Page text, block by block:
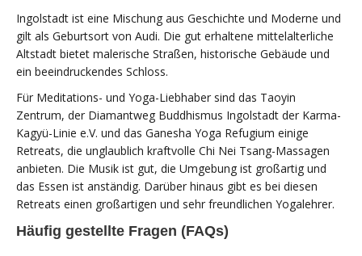
Ingolstadt ist eine Mischung aus Geschichte und Moderne und
gilt als Geburtsort von Audi. Die gut erhaltene mittelalterliche
Altstadt bietet malerische Straßen, historische Gebäude und
ein beeindruckendes Schloss.
Für Meditations- und Yoga-Liebhaber sind das Taoyin
Zentrum, der Diamantweg Buddhismus Ingolstadt der Karma-
Kagyü-Linie e.V. und das Ganesha Yoga Refugium einige
Retreats, die unglaublich kraftvolle Chi Nei Tsang-Massagen
anbieten. Die Musik ist gut, die Umgebung ist großartig und
das Essen ist anständig. Darüber hinaus gibt es bei diesen
Retreats einen großartigen und sehr freundlichen Yogalehrer.
Häufig gestellte Fragen (FAQs)